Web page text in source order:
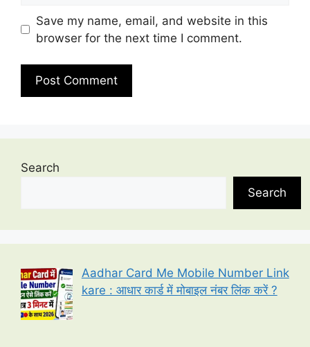
Save my name, email, and website in this
browser for the next time I comment.
Search
Search
Aadhar Card Me Mobile Number Link
kare : आधार कार्ड में मोबाइल नंबर लिंक करें ?